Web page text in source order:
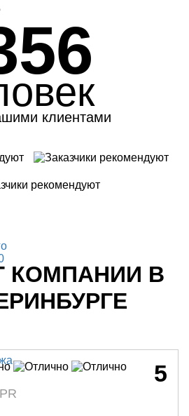
клиентами
КОМПАНИИ В
5